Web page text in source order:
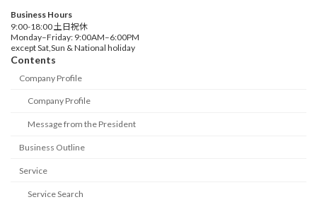
Business Hours
9:00-18:00 土日祝休
Monday–Friday: 9:00AM–6:00PM
except Sat,Sun & National holiday
Contents
Company Profile
Company Profile
Message from the President
Business Outline
Service
Service Search